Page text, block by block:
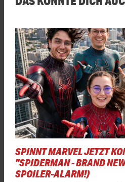
SPINNT MARVEL JETZT
"SPIDERMAN - BRAND
SPOILER-ALARM!)